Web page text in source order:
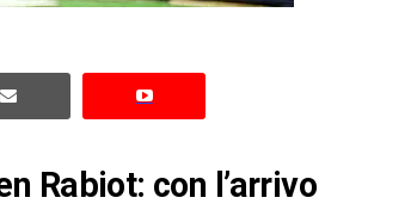
Rabiot: con l’arrivo